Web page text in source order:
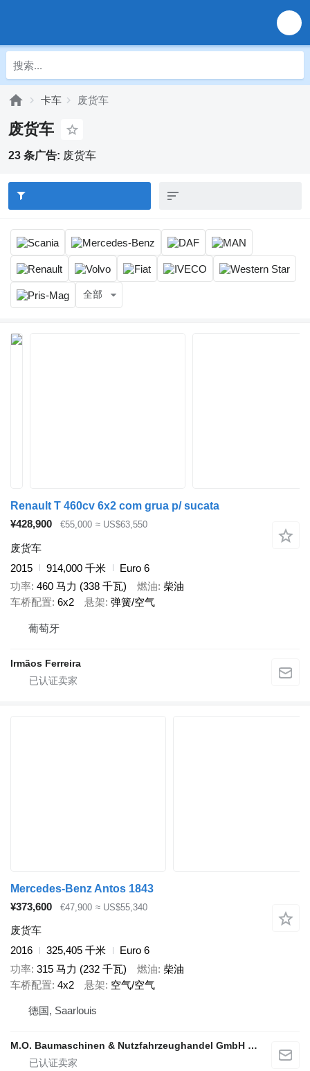
卡车 废货车
废货车
23 条广告: 废货车
全部
Renault T 460cv 6x2 com grua p/ sucata
¥428,900
€55,000 ≈ US$63,550
废货车
2015
914,000 千米
Euro 6
功率 460 马力 (338 千瓦) 燃油 柴油
车桥配置 6x2 悬架 弹簧/空气
葡萄牙
Irmãos Ferreira
Mercedes-Benz Antos 1843
¥373,600
€47,900 ≈ US$55,340
废货车
2016
325,405 千米
Euro 6
功率 315 马力 (232 千瓦) 燃油 柴油
车桥配置 4x2 悬架 空气/空气
德国, Saarlouis
M.O. Baumaschinen & Nutzfahrzeughandel GmbH & CO.